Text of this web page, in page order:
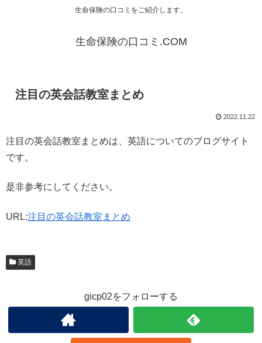
生命保険の口コミをご紹介します。
生命保険の口コミ.COM
注目の英会話教室まとめ
2022.11.22
注目の英会話教室まとめは、英語についてのブログサイト
です。
是非参考にしてください。
URL:注目の英会話教室まとめ
英語
gicp02をフォローする